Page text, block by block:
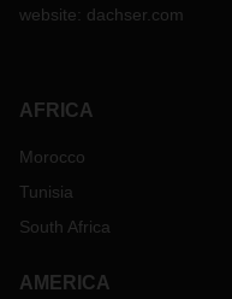
website: dachser.com
AFRICA
Morocco
Tunisia
South Africa
AMERICA